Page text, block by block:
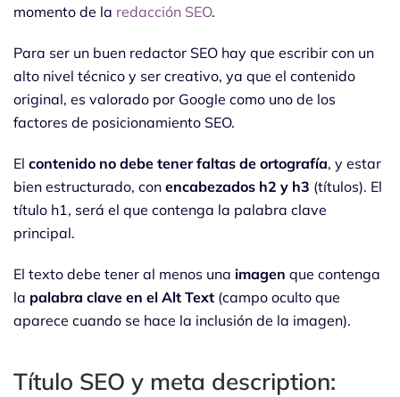
momento de la redacción SEO.
Para ser un buen redactor SEO hay que escribir con un
alto nivel técnico y ser creativo, ya que el contenido
original, es valorado por Google como uno de los
factores de posicionamiento SEO.
El contenido no debe tener faltas de ortografía, y estar
bien estructurado, con encabezados h2 y h3 (títulos). El
título h1, será el que contenga la palabra clave
principal.
El texto debe tener al menos una imagen que contenga
la palabra clave en el Alt Text (campo oculto que
aparece cuando se hace la inclusión de la imagen).
Título SEO y meta description: